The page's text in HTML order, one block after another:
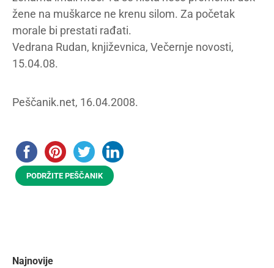
žene na muškarce ne krenu silom. Za početak
morale bi prestati rađati.
Vedrana Rudan, književnica, Večernje novosti,
15.04.08.
Peščanik.net, 16.04.2008.
PODRŽITE PEŠČANIK
Najnovije